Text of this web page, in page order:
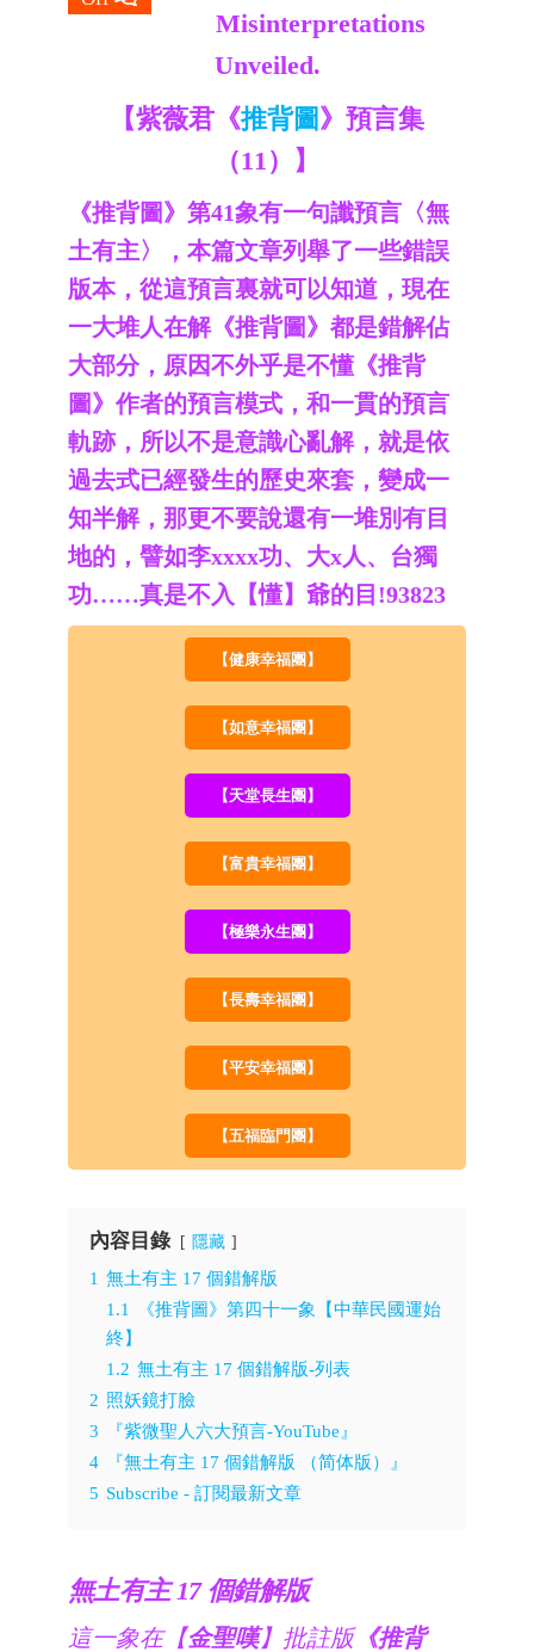
Misinterpretations
Unveiled.
【紫薇君《推背圖》預言集
（11）】
《推背圖》第41象有一句讖預言〈無
土有主〉，本篇文章列舉了一些錯誤
版本，從這預言裏就可以知道，現在
一大堆人在解《推背圖》都是錯解佔
大部分，原因不外乎是不懂《推背
圖》作者的預言模式，和一貫的預言
軌跡，所以不是意識心亂解，就是依
過去式已經發生的歷史來套，變成一
知半解，那更不要說還有一堆別有目
地的，譬如李xxxx功、大x人、台獨
功……真是不入【懂】爺的目!93823
【健康幸福團】
【如意幸福團】
【天堂長生團】
【富貴幸福團】
【極樂永生團】
【長壽幸福團】
【平安幸福團】
【五福臨門團】
內容目錄 隱藏
1 無土有主 17 個錯解版
1.1
《推背圖》第四十一象【中華民國運始
終】
1.2 無土有主 17 個錯解版-列表
2 照妖鏡打臉
3
『紫微聖人六大預言-YouTube』
4
『無土有主 17 個錯解版 （简体版）』
5 Subscribe - 訂閱最新文章
無土有主 17 個錯解版
這一象在【金聖嘆】批註版《推背